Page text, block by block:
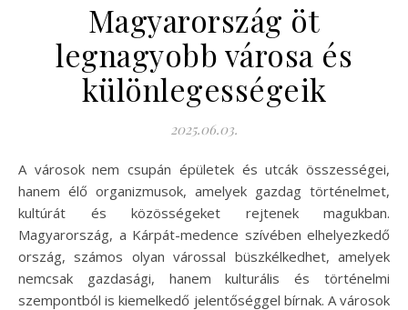
Magyarország öt
legnagyobb városa és
különlegességeik
2025.06.03.
A városok nem csupán épületek és utcák összességei,
hanem élő organizmusok, amelyek gazdag történelmet,
kultúrát és közösségeket rejtenek magukban.
Magyarország, a Kárpát-medence szívében elhelyezkedő
ország, számos olyan várossal büszkélkedhet, amelyek
nemcsak gazdasági, hanem kulturális és történelmi
szempontból is kiemelkedő jelentőséggel bírnak. A városok